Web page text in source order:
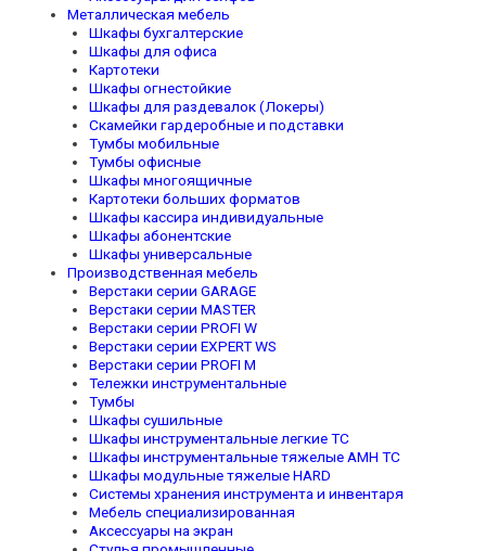
Металлическая мебель
Шкафы бухгалтерские
Шкафы для офиса
Картотеки
Шкафы огнестойкие
Шкафы для раздевалок (Локеры)
Скамейки гардеробные и подставки
Тумбы мобильные
Тумбы офисные
Шкафы многоящичные
Картотеки больших форматов
Шкафы кассира индивидуальные
Шкафы абонентские
Шкафы универсальные
Производственная мебель
Верстаки серии GARAGE
Верстаки серии MASTER
Верстаки серии PROFI W
Верстаки серии EXPERT WS
Верстаки серии PROFI M
Тележки инструментальные
Тумбы
Шкафы сушильные
Шкафы инструментальные легкие TC
Шкафы инструментальные тяжелые AMH TC
Шкафы модульные тяжелые HARD
Системы хранения инструмента и инвентаря
Мебель специализированная
Аксессуары на экран